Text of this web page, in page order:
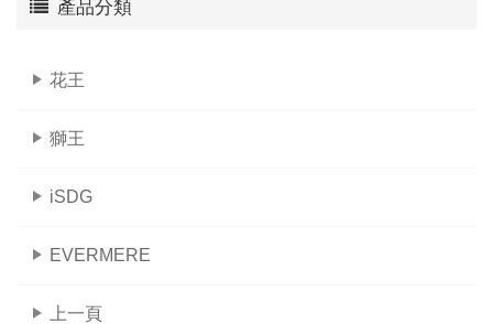
產品分類
花王
獅王
iSDG
EVERMERE
上一頁